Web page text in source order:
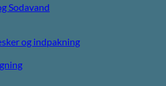
Sodavand
og indpakning